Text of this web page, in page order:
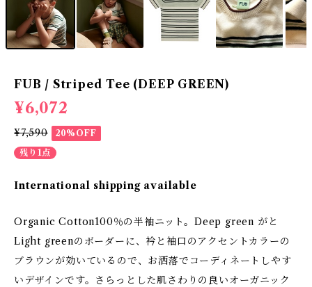
FUB / Striped Tee (DEEP GREEN)
¥6,072
¥7,590
20%OFF
残り1点
International shipping available
Organic Cotton100％の半袖ニット。Deep green がと
Light greenのボーダーに、衿と袖口のアクセントカラーの
ブラウンが効いているので、お洒落でコーディネートしやす
いデザインです。さらっとした肌さわりの良いオーガニック